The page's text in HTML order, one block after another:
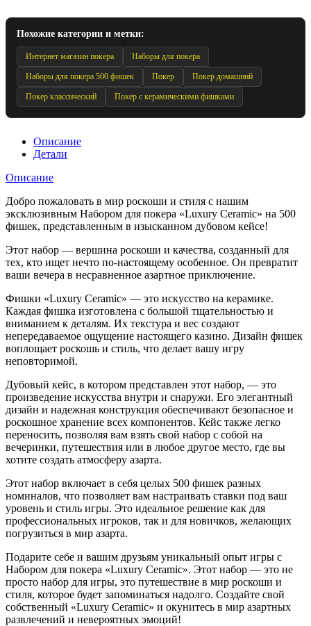
Похожие категории и метки:
Интернет магазин покера Наборы для покера
Наборы для покера 500 фишек Покер Покер домашний
Покер классический Покер с керамическими фишками
Описание
Детали
Описание
Добро пожаловать в мир роскоши и стиля с нашим
эксклюзивным Набором для покера «Luxury Ceramic» на 500
фишек, представленным в изысканном дубовом кейсе!
Этот набор — вершина роскоши и качества, созданный для
тех, кто ищет нечто по-настоящему особенное. Он превратит
ваши вечера в несравненное азартное приключение.
Фишки «Luxury Ceramic» — это искусство на керамике.
Каждая фишка изготовлена с большой тщательностью и
вниманием к деталям. Их текстура и вес создают
непередаваемое ощущение настоящего казино. Дизайн фишек
воплощает роскошь и стиль, что делает вашу игру
неповторимой.
Дубовый кейс, в котором представлен этот набор, — это
произведение искусства внутри и снаружи. Его элегантный
дизайн и надежная конструкция обеспечивают безопасное и
роскошное хранение всех компонентов. Кейс также легко
переносить, позволяя вам взять свой набор с собой на
вечеринки, путешествия или в любое другое место, где вы
хотите создать атмосферу азарта.
Этот набор включает в себя целых 500 фишек разных
номиналов, что позволяет вам настраивать ставки под ваш
уровень и стиль игры. Это идеальное решение как для
профессиональных игроков, так и для новичков, желающих
погрузиться в мир азарта.
Подарите себе и вашим друзьям уникальный опыт игры с
Набором для покера «Luxury Ceramic». Этот набор — это не
просто набор для игры, это путешествие в мир роскоши и
стиля, которое будет запоминаться надолго. Создайте свой
собственный «Luxury Ceramic» и окунитесь в мир азартных
развлечений и невероятных эмоций!